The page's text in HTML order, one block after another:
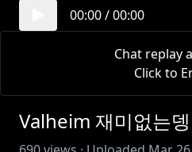
00:00/00:00
Chat replay
Click to
Valheim 재미없는